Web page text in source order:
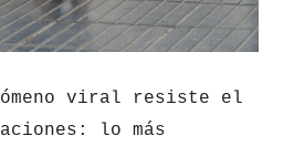
viral resiste el
lo más